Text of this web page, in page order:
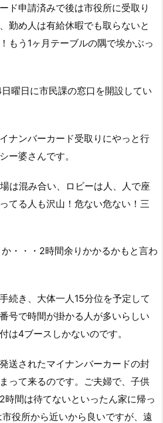
ド申請済みで後は市役所に受取り
勤め人は有給休暇でも取らないと
もう1ヶ月テーブルの隅で埃かぶっ
曜日に市民課の窓口を開設してい
ナンバーカード受取りにやっと行
婆さんです。
は混み合い、ロビーは人、人で座
てる人も沢山！危ない危ない！三
・・・2時間余りかかるかもと言わ
続き、大体一人15分位を予定して
号で時間が掛かる人が多いらしい
は4ブースしかないのです。
送されたマイナンバーカードの封
って来るのです。ご夫婦で、子供
時間は待てないといったん家に帰っ
役所から近いから良いですが、遠